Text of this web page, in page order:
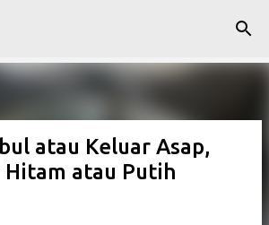
atau Keluar Asap,
atau Putih